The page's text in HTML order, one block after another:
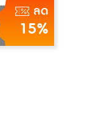
ลด
15%